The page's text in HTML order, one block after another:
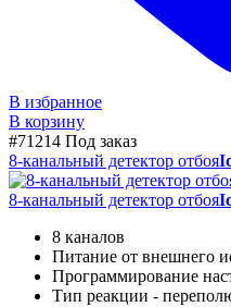
В избранное
В корзину
#71214 Под заказ
8-канальный детектор отбоя
8-канальный детектор отбоя
8 каналов
Питание от внешнего
Программирование
Тип реакции -